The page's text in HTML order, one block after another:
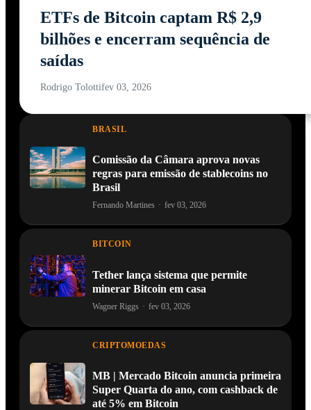
ETFs de Bitcoin captam R$ 2,9
bilhões e encerram sequência de
saídas
Rodrigo Tolottifev 03, 2026
BRASIL
Comissão da Câmara aprova novas
regras para emissão de stablecoins no
Brasil
Fernando Martines · fev 03, 2026
BITCOIN
Tether lança sistema que permite
minerar Bitcoin em casa
Wagner Riggs · fev 03, 2026
CRIPTOMOEDAS
MB | Mercado Bitcoin anuncia primeira
Super Quarta do ano, com cashback de
até 5% em Bitcoin